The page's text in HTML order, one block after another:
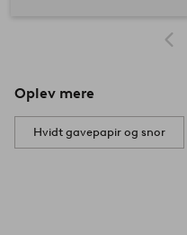
Oplev mere
Hvidt gavepapir og snor